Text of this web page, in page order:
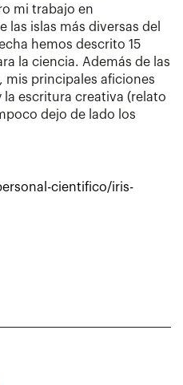
mi trabajo en
las islas más diversas del
hemos descrito 15
la ciencia. Además de las
mis principales aficiones
la escritura creativa (relato
dejo de lado los
cientifico/iris-